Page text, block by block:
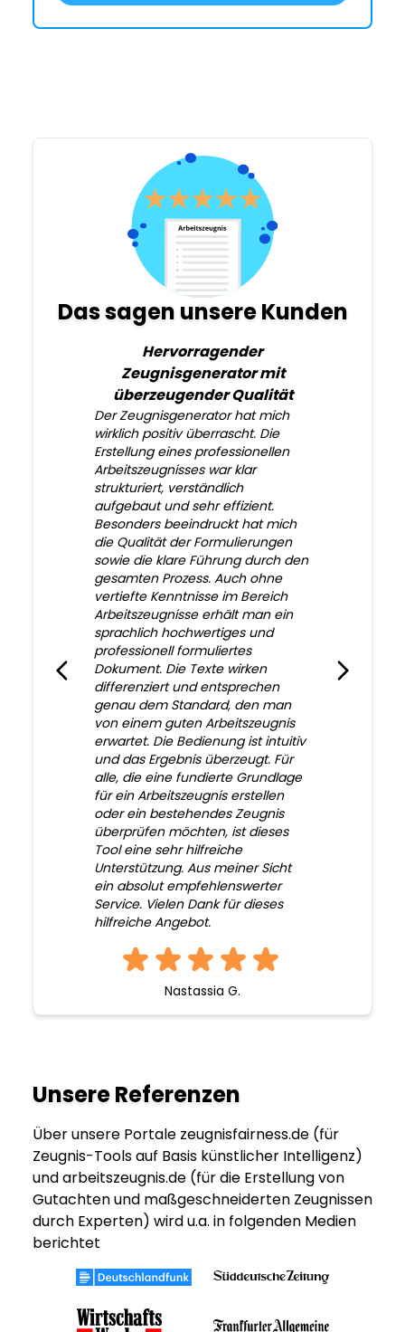
Das sagen unsere Kunden
Hervorragender
Zeugnisgenerator mit
überzeugender Qualität
Der Zeugnisgenerator hat mich
wirklich positiv überrascht. Die
Erstellung eines professionellen
Arbeitszeugnisses war klar
strukturiert, verständlich
aufgebaut und sehr effizient.
Besonders beeindruckt hat mich
die Qualität der Formulierungen
sowie die klare Führung durch den
gesamten Prozess. Auch ohne
vertiefte Kenntnisse im Bereich
Arbeitszeugnisse erhält man ein
sprachlich hochwertiges und
professionell formuliertes
Dokument. Die Texte wirken
differenziert und entsprechen
genau dem Standard, den man
von einem guten Arbeitszeugnis
erwartet. Die Bedienung ist intuitiv
und das Ergebnis überzeugt. Für
alle, die eine fundierte Grundlage
für ein Arbeitszeugnis erstellen
oder ein bestehendes Zeugnis
überprüfen möchten, ist dieses
Tool eine sehr hilfreiche
Unterstützung. Aus meiner Sicht
ein absolut empfehlenswerter
Service. Vielen Dank für dieses
hilfreiche Angebot.
Nastassia G.
Unsere Referenzen
Über unsere Portale zeugnisfairness.de (für
Zeugnis-Tools auf Basis künstlicher Intelligenz)
und arbeitszeugnis.de (für die Erstellung von
Gutachten und maßgeschneiderten Zeugnissen
durch Experten) wird u.a. in folgenden Medien
berichtet